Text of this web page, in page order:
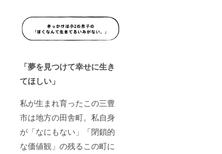
「夢を見つけて幸せに生き
てほしい」
私が生まれ育ったこの三豊
市は地方の田舎町。私自身
が「なにもない」「閉鎖的
な価値観」の残るこの町に